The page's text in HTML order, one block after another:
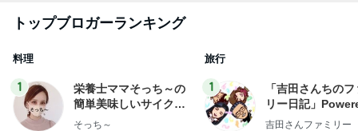
トップブロガーランキング
料理
1
栄養士ママそっち～の
簡単美味しいサイクル
献立
そっち～
旅行
1
「吉田さんちの
リー日記」
y Ameba 吉田さ
吉田さんファミリー